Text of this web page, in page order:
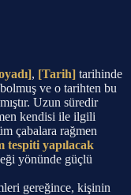
, [Tarih] tarihinde
ve o tarihten bu
Uzun süredir
kendisi ile ilgili
çabalara rağmen
tespiti yapılacak
yönünde güçlü
gereğince, kişinin